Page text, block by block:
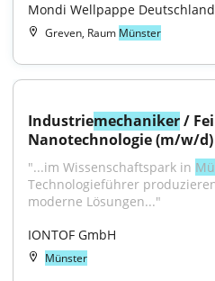
Mondi Wellpappe
Greven, Raum Münster
Industriemechaniker /
Nanotechnologie (m/w/d)
"...im Wissenschaftspark in
Technologieführer
moderne Lösungen..."
IONTOF GmbH
Münster